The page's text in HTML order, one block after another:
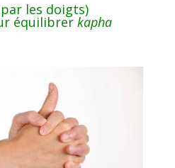
les doigts)
équilibrer kapha